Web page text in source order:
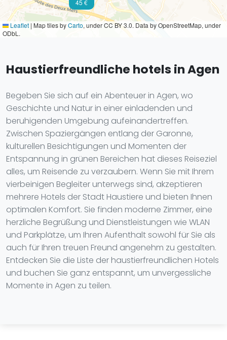
45 €
Leaflet | Map tiles byCarto, under CC BY 3.0. Data by OpenStreetMap, under
ODbL.
Haustierfreundliche hotels in Agen
Begeben Sie sich auf ein Abenteuer in Agen, wo
Geschichte und Natur in einer einladenden und
beruhigenden Umgebung aufeinandertreffen.
Zwischen Spaziergängen entlang der Garonne,
kulturellen Besichtigungen und Momenten der
Entspannung in grünen Bereichen hat dieses Reiseziel
alles, um Reisende zu verzaubern. Wenn Sie mit Ihrem
vierbeinigen Begleiter unterwegs sind, akzeptieren
mehrere Hotels der Stadt Haustiere und bieten Ihnen
optimalen Komfort. Sie finden moderne Zimmer, eine
herzliche Begrüßung und Dienstleistungen wie WLAN
und Parkplätze, um Ihren Aufenthalt sowohl für Sie als
auch für Ihren treuen Freund angenehm zu gestalten.
Entdecken Sie die Liste der haustierfreundlichen Hotels
und buchen Sie ganz entspannt, um unvergessliche
Momente in Agen zu teilen.